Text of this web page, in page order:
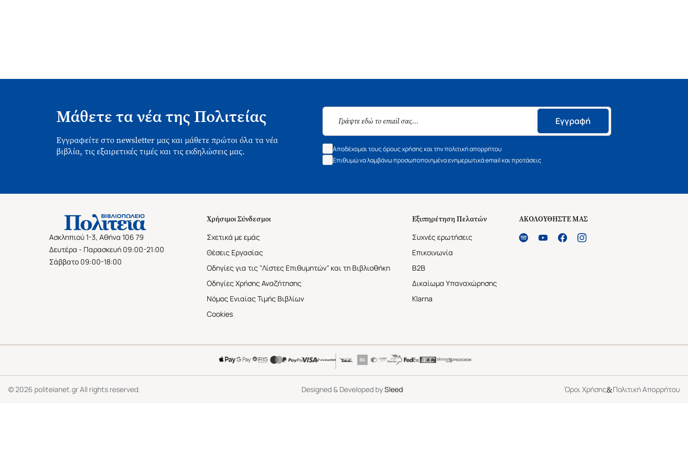
Μάθετε τα νέα της Πολιτείας
Εγγραφείτε στο newsletter μας και μάθετε πρώτοι όλα τα νέα
βιβλία, τις εξαιρετικές τιμές και τις εκδηλώσεις μας.
Εγγραφή
Αποδέχομαι τους όρους χρήσης και την πολιτική απορρήτου
Επιθυμώ να λαμβάνω προσωποποιημένα ενημερωτικά email και προτάσεις
Ασκληπιού 1-3, Αθήνα 106 79
Δευτέρα - Παρασκευή 09:00-21:00
Σάββατο 09:00-18:00
Χρήσιμοι Σύνδεσμοι
Σχετικά με εμάς
Θέσεις Εργασίας
Οδηγίες για τις "Λίστες Επιθυμητών" και τη Βιβλιοθήκη
Οδηγίες Χρήσης Αναζήτησης
Νόμος Ενιαίας Τιμής Βιβλίων
Cookies
Εξυπηρέτηση Πελατών
Συχνές ερωτήσεις
Επικοινωνία
B2B
Δικαίωμα Υπαναχώρησης
Klarna
ΑΚΟΛΟΥΘΗΣΤΕ ΜΑΣ
|
©2026 politeianet.gr All rights reserved. Designed & Developed bySleed Όροι Χρήσης&Πολιτική Απορρήτου